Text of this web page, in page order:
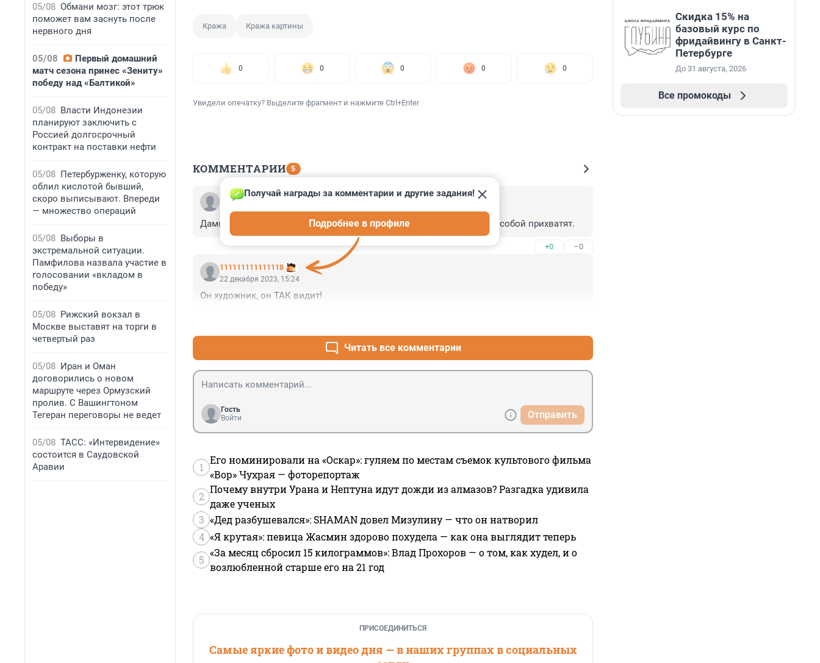
05/08 Обмани мозг: этот трюк
поможет вам заснуть после
нервного дня
05/08
Первый домашний
матч сезона принес «Зениту»
победу над «Балтикой»
05/08 Власти Индонезии
планируют заключить с
Россией долгосрочный
контракт на поставки нефти
05/08 Петербурженку, которую
облил кислотой бывший,
скоро выписывают. Впереди
— множество операций
05/08 Выборы в
экстремальной ситуации.
Памфилова назвала участие в
голосовании «вкладом в
победу»
05/08 Рижский вокзал в
Москве выставят на торги в
четвертый раз
05/08 Иран и Оман
договорились о новом
маршруте через Ормузский
пролив. С Вашингтоном
Тегеран переговоры не ведет
05/08 ТАСС: «Интервидение»
состоится в Саудовской
Аравии
Кража Кража картины
0 0 0 0 0
Увидели опечатку? Выделите фрагмент и нажмите Ctrl+Enter
КОММЕНТАРИИ 5
Гость
Дамы, они такие бывают, их... в дверь, они в окно, да еще картину с собой прихватят.
+0 –0
111111111111118
Получай награды за комментарии и другие задания!
Подробнее в профиле
22 декабря 2023, 15:24
Он художник, он ТАК видит!
Читать все комментарии
Гость
Войти
Отправить
1
Его номинировали на «Оскар»: гуляем по местам съемок культового фильма
«Вор» Чухрая — фоторепортаж
2
Почему внутри Урана и Нептуна идут дожди из алмазов? Разгадка удивила
даже ученых
3 «Дед разбушевался»: SHAMAN довел Мизулину — что он натворил
4 «Я крутая»: певица Жасмин здорово похудела — как она выглядит теперь
5
«За месяц сбросил 15 килограммов»: Влад Прохоров — о том, как худел, и о
возлюбленной старше его на 21 год
ПРИСОЕДИНИТЬСЯ
Самые яркие фото и видео дня — в наших группах в социальных
Скидка 15% на
базовый курс по
фридайвингу в Санкт-
Петербурге
До 31 августа, 2026
Все промокоды